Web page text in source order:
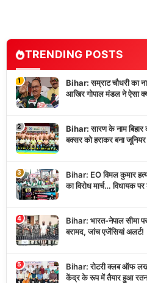
TRENDING POSTS
1
Bihar: सम्राट चौधरी का
आखिर गोपाल मंडल ने ऐसा
2
Bihar: सारण के नाम
बक्सर को हराकर बना
3
Bihar: EO विमल कुमार
का विरोध मार्च… विधायक
4
Bihar: भारत-नेपाल सीमा
बरामद, जांच एजेंसियां अलर्ट!
5
Bihar: रोटरी क्लब ऑफ
केंद्र के रूप में तैयार हुआ रतन